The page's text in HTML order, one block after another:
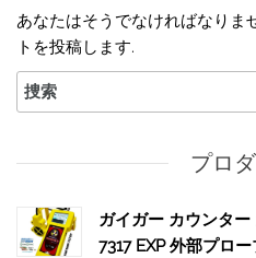
あなたはそうでなければなりま
トを投稿します.
プロ
ガイガー カウンタ
7317 EXP 外部プロー